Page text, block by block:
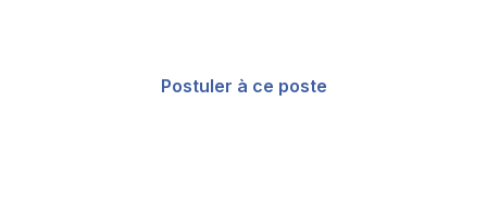
Postuler à ce poste